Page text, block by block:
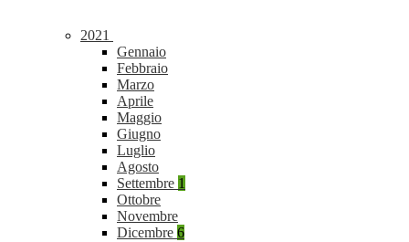
2021
Gennaio
Febbraio
Marzo
Aprile
Maggio
Giugno
Luglio
Agosto
Settembre 1
Ottobre
Novembre
Dicembre 6